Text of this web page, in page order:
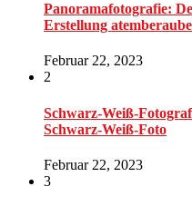
Panoramafotografie:
Erstellung
Februar 22, 2023
2
Schwarz-Weiß-
Schwarz-Weiß-Foto
Februar 22, 2023
3